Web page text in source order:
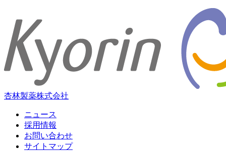
杏林製薬株式会社
ニュース
採用情報
お問い合わせ
サイトマップ